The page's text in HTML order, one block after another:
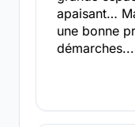
apaisant…
une bonne
démarches...